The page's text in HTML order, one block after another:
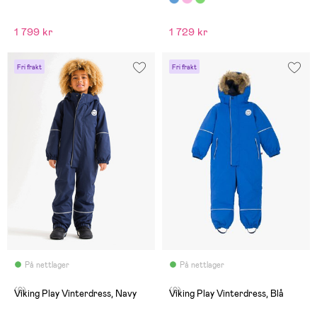
1 799 kr 1 729 kr
Fri frakt
På nettlager
(0)
Viking Play Vinterdress, Navy
Fri frakt
På nettlager
(0)
Viking Play Vinterdress, Blå